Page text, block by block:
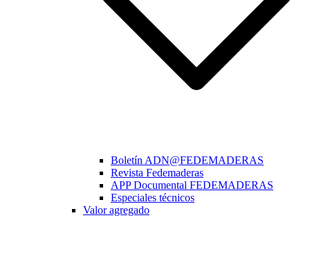
Boletín ADN@FEDEMADERAS
Revista Fedemaderas
APP Documental FEDEMADERAS
Especiales técnicos
Valor agregado